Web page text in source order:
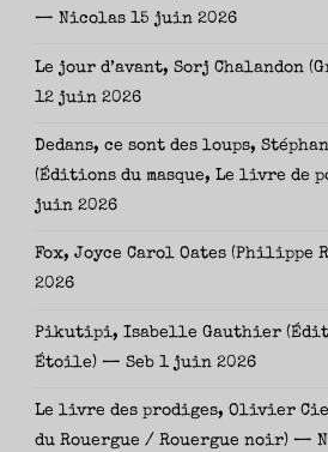
— Nicolas 15 juin 2026
Le jour d’avant, Sorj Chalandon
12 juin 2026
Dedans, ce sont des loups,
(Éditions du masque, Le livre de
juin 2026
Fox, Joyce Carol Oates (Philippe
2026
Pikutipi, Isabelle Gauthier
Étoile) — Seb 1 juin 2026
Le livre des prodiges, Olivier
du Rouergue / Rouergue noir) —